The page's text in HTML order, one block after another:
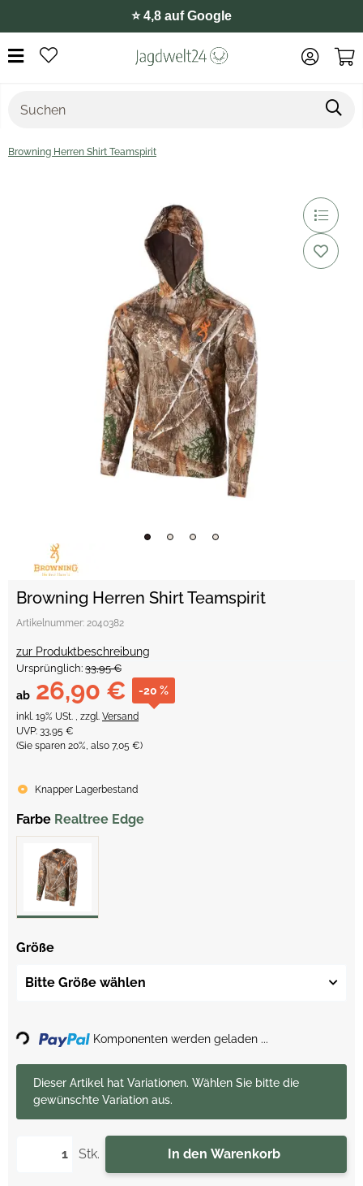
⭐️ 4,8 auf Google
Browning Herren Shirt Teamspirit
Browning Herren Shirt Teamspirit
Artikelnummer: 2040382
zur Produktbeschreibung
Ursprünglich: 33,95 €
ab 26,90 € -20 %
inkl. 19% USt. , zzgl. Versand
UVP: 33,95 €
(Sie sparen 20%, also 7,05 €)
Knapper Lagerbestand
Farbe Realtree Edge
Größe
Bitte Größe wählen
Stk. In den Warenkorb
xDieser Artikel hat Variationen. Wählen Sie bitte die
gewünschte Variation aus.
Loading... Komponenten werden geladen ...